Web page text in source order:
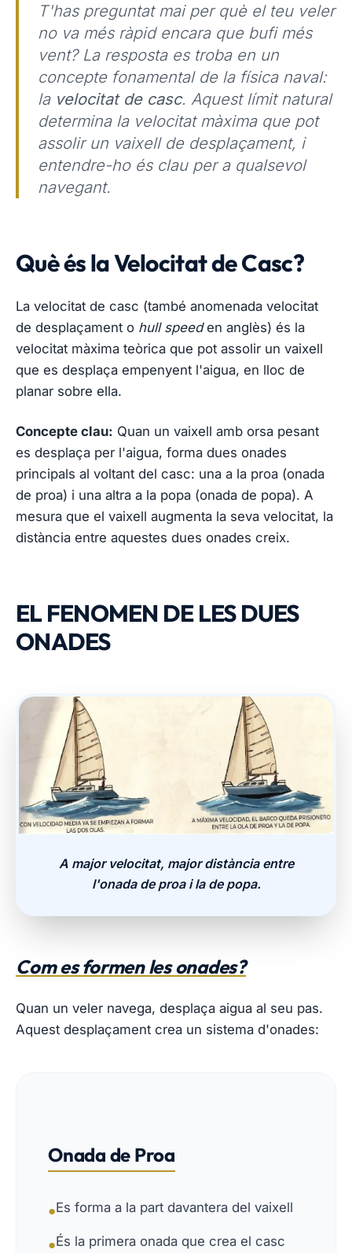
T'has preguntat mai per què el teu veler
no va més ràpid encara que bufi més
vent? La resposta es troba en un
concepte fonamental de la física naval:
la velocitat de casc. Aquest límit natural
determina la velocitat màxima que pot
assolir un vaixell de desplaçament, i
entendre-ho és clau per a qualsevol
navegant.
Què és la Velocitat de Casc?
La velocitat de casc (també anomenada velocitat
de desplaçament o hull speeden anglès) és la
velocitat màxima teòrica que pot assolir un vaixell
que es desplaça empenyent l'aigua, en lloc de
planar sobre ella.
Concepte clau: Quan un vaixell amb orsa pesant
es desplaça per l'aigua, forma dues onades
principals al voltant del casc: una a la proa (onada
de proa) i una altra a la popa (onada de popa). A
mesura que el vaixell augmenta la seva velocitat, la
distància entre aquestes dues onades creix.
EL FENOMEN DE LES DUES
ONADES
A major velocitat, major distància entre
l'onada de proa i la de popa.
Com es formen les onades?
Quan un veler navega, desplaça aigua al seu pas.
Aquest desplaçament crea un sistema d'onades:
Onada de Proa
●Es forma a la part davantera del vaixell
●És la primera onada que crea el casc